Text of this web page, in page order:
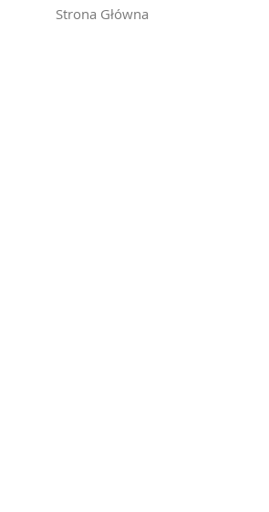
Strona Główna